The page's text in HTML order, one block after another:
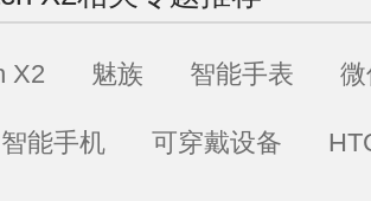
X2 魅族 智能手表
智能手机 可穿戴设备